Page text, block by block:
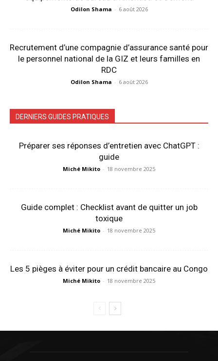
Odilon Shama - 6 août 2026
Recrutement d’une compagnie d’assurance santé pour
le personnel national de la GIZ et leurs familles en
RDC
Odilon Shama - 6 août 2026
DERNIERS GUIDES PRATIQUES
Préparer ses réponses d’entretien avec ChatGPT :
guide
Miché Mikito - 18 novembre 2025
Guide complet : Checklist avant de quitter un job
toxique
Miché Mikito - 18 novembre 2025
Les 5 pièges à éviter pour un crédit bancaire au Congo
Miché Mikito - 18 novembre 2025